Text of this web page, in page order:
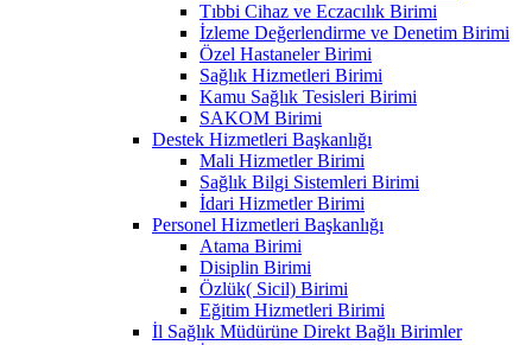
Tıbbi Cihaz ve Eczacılık Birimi
İzleme Değerlendirme ve Denetim Birimi
Özel Hastaneler Birimi
Sağlık Hizmetleri Birimi
Kamu Sağlık Tesisleri Birimi
SAKOM Birimi
Destek Hizmetleri Başkanlığı
Mali Hizmetler Birimi
Sağlık Bilgi Sistemleri Birimi
İdari Hizmetler Birimi
Personel Hizmetleri Başkanlığı
Atama Birimi
Disiplin Birimi
Özlük( Sicil) Birimi
Eğitim Hizmetleri Birimi
İl Sağlık Müdürüne Direkt Bağlı Birimler